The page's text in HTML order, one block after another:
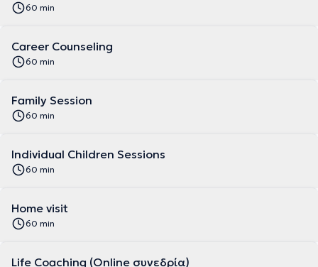
60 min
Career Counseling
60 min
Family Session
60 min
Individual Children Sessions
60 min
Home visit
60 min
Life Coaching (Online συνεδρία)